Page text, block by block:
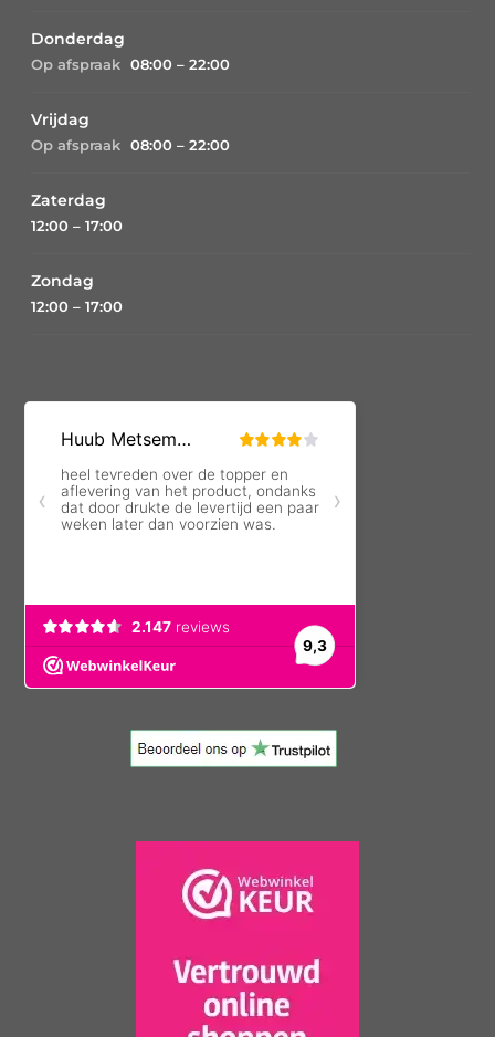
Donderdag
Op afspraak 08:00 – 22:00
Vrijdag
Op afspraak 08:00 – 22:00
Zaterdag
12:00 – 17:00
Zondag
12:00 – 17:00